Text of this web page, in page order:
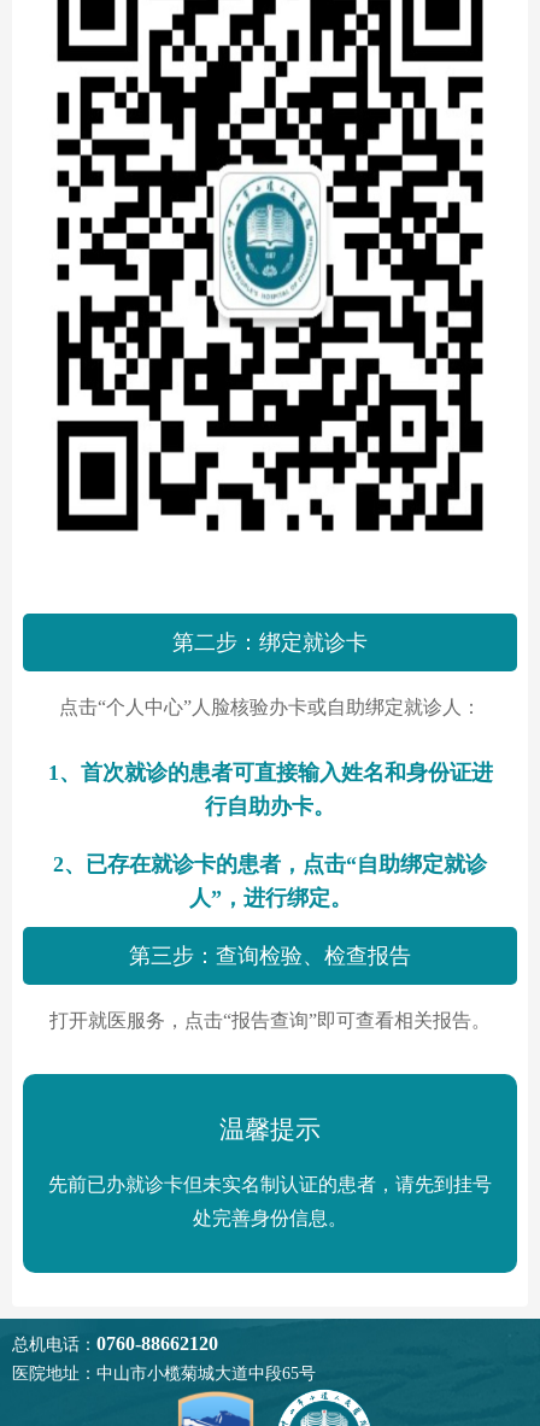
第二步：绑定就诊卡
点击“个人中心”人脸核验办卡或自助绑定就诊人：
1、首次就诊的患者可直接输入姓名和身份证进
行自助办卡。
2、已存在就诊卡的患者，点击“自助绑定就诊
人”，进行绑定。
第三步：查询检验、检查报告
打开就医服务，点击“报告查询”即可查看相关报告。
温馨提示
先前已办就诊卡但未实名制认证的患者，请先到挂号
处完善身份信息。
总机电话： 0760-88662120
医院地址：中山市小榄菊城大道中段65号